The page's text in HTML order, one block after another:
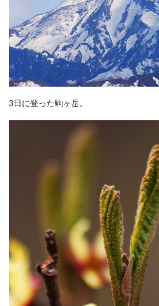
3日に登った駒ヶ岳。